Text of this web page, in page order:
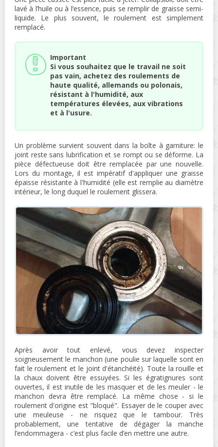
lavé à l’huile ou à l’essence, puis se remplir de graisse semi-
liquide. Le plus souvent, le roulement est simplement
remplacé.
Important
Si vous souhaitez que le travail ne soit
pas vain, achetez des roulements de
haute qualité, allemands ou polonais,
résistant à l'humidité, aux
températures élevées, aux vibrations
et à l'usure.
Un problème survient souvent dans la boîte à garniture: le
joint reste sans lubrification et se rompt ou se déforme. La
pièce défectueuse doit être remplacée par une nouvelle.
Lors du montage, il est impératif d'appliquer une graisse
épaisse résistante à l'humidité (elle est remplie au diamètre
intérieur, le long duquel le roulement glissera.
Après avoir tout enlevé, vous devez inspecter
soigneusement le manchon (une poulie sur laquelle sont en
fait le roulement et le joint d'étanchéité). Toute la rouille et
la chaux doivent être essuyées. Si les égratignures sont
ouvertes, il est inutile de les masquer et de les meuler - le
manchon devra être remplacé. La même chose - si le
roulement d'origine est "bloqué". Essayer de le couper avec
une meuleuse - ne risquez que le tambour. Très
probablement, une tentative de dégager la manche
l’endommagera - c’est plus facile d’en mettre une autre.